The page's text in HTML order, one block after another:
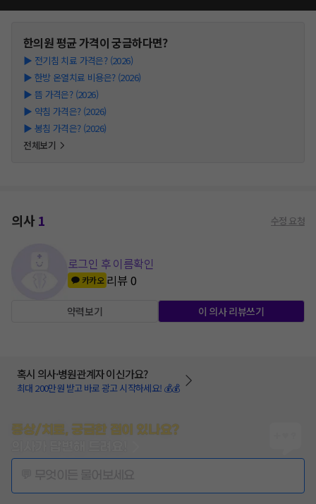
한의원평균 가격이 궁금하다면?
▶ 전기침 치료 가격은? (2026)
▶ 한방 온열치료 비용은? (2026)
▶ 뜸 가격은? (2026)
▶ 약침 가격은? (2026)
▶ 봉침 가격은? (2026)
전체보기
의사1 수정 요청
로그인 후 이름확인
카카오 리뷰0
약력보기 이 의사 리뷰쓰기
혹시 의사·병원관계자 이신가요?
최대 200만원 받고 바로 광고 시작하세요! 💰💰
증상/치료, 궁금한 점이 있나요?